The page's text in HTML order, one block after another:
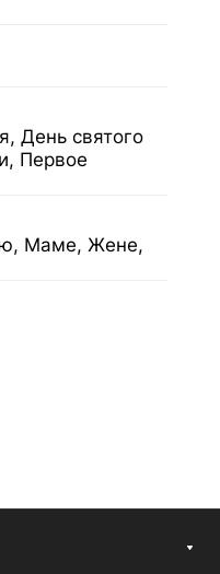
День святого
Первое
Маме, Жене,